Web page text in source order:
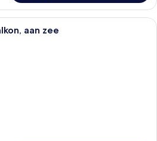
Een hotelkamer met een groot bed,
aan zee